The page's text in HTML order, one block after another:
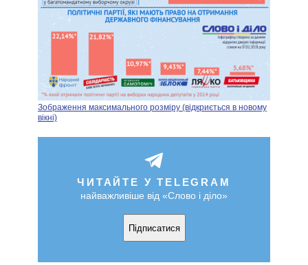
Зображення максимального розміру (відкриється в новому
вікні)
ЧИТАЙТЕ У TELEGRAM
найважливіше від «Слово і діло»
Підписатися